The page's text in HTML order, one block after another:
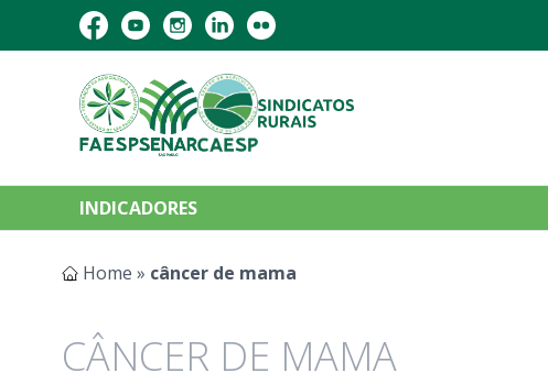
INDICADORES
Home » câncer de mama
CÂNCER DE MAMA